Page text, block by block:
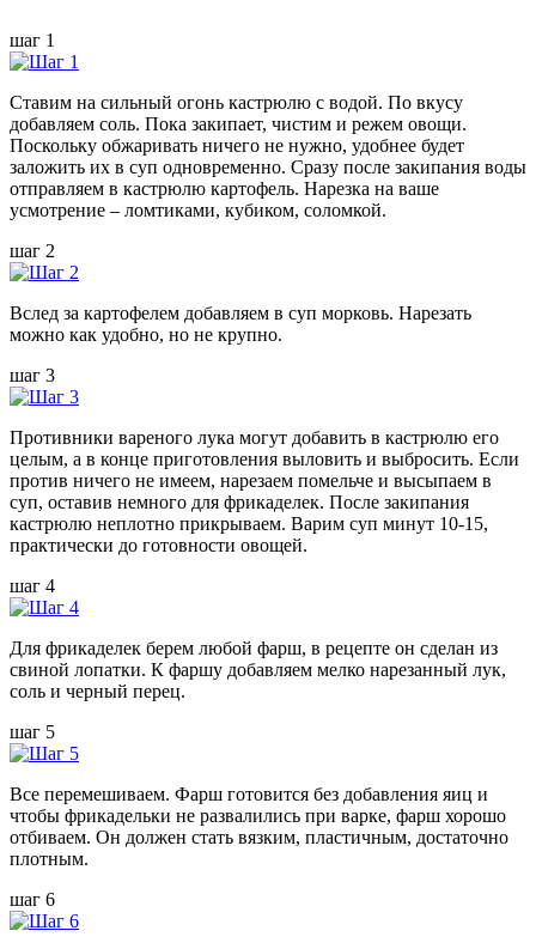
шаг 1
Ставим на сильный огонь кастрюлю с водой. По вкусу
добавляем соль. Пока закипает, чистим и режем овощи.
Поскольку обжаривать ничего не нужно, удобнее будет
заложить их в суп одновременно. Сразу после закипания воды
отправляем в кастрюлю картофель. Нарезка на ваше
усмотрение – ломтиками, кубиком, соломкой.
шаг 2
Вслед за картофелем добавляем в суп морковь. Нарезать
можно как удобно, но не крупно.
шаг 3
Противники вареного лука могут добавить в кастрюлю его
целым, а в конце приготовления выловить и выбросить. Если
против ничего не имеем, нарезаем помельче и высыпаем в
суп, оставив немного для фрикаделек. После закипания
кастрюлю неплотно прикрываем. Варим суп минут 10-15,
практически до готовности овощей.
шаг 4
Для фрикаделек берем любой фарш, в рецепте он сделан из
свиной лопатки. К фаршу добавляем мелко нарезанный лук,
соль и черный перец.
шаг 5
Все перемешиваем. Фарш готовится без добавления яиц и
чтобы фрикадельки не развалились при варке, фарш хорошо
отбиваем. Он должен стать вязким, пластичным, достаточно
плотным.
шаг 6